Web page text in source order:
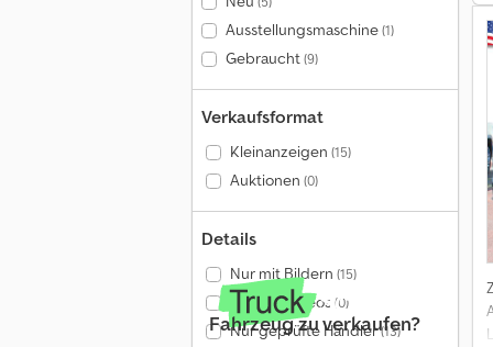
Ausstellungsmaschine(1)
Gebraucht(9)
Verkaufsformat
Kleinanzeigen (15)
Auktionen (0)
Details
Nur mit Bildern (15)
Nur mit Videos (0)
Nur geprüfte Händler(13)
Fahrzeug zu verkaufen?